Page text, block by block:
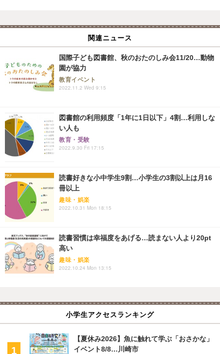
関連ニュース
国際子ども図書館、秋のおたのしみ会11/20…動物
園が協力
教育イベント
2022.11.2 Wed 9:15
図書館の利用頻度「1年に1日以下」4割…利用しな
い人も
教育・受験
2022.9.30 Fri 17:15
読書好きな小中学生9割…小学生の3割以上は月16
冊以上
趣味・娯楽
2022.10.31 Mon 18:15
読書習慣は幸福度をあげる…読まない人より20pt
高い
趣味・娯楽
2022.10.24 Mon 13:15
小学生アクセスランキング
【夏休み2026】魚に触れて学ぶ「おさかな」
イベント8/8…川崎市